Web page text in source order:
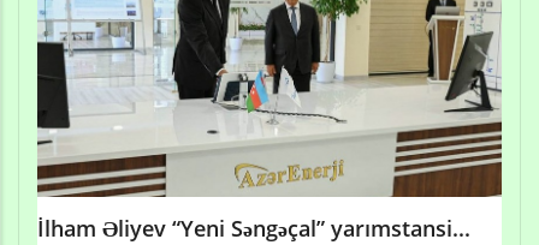
İlham Əliyev “Yeni Səngəçal” yarımstansi...